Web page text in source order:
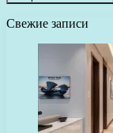
Свежие записи